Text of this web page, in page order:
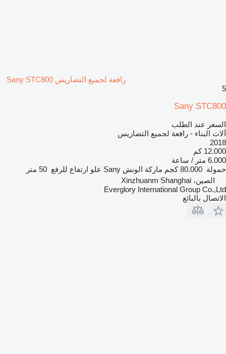
رافعة لجميع التضاريس Sany STC800
5
Sany STC800
السعر عند الطلب
آلات البناء - رافعة لجميع التضاريس
2018
12.000 كم
6.000 متر / ساعة
حمولة 80.000 كجم ماركة الونش Sany علو ارتفاع للرفع 50 متر
الصين، Xinzhuanm Shanghai
Everglory International Group Co.,Ltd
الاتصال بالبائع